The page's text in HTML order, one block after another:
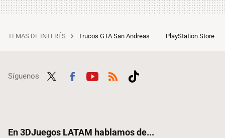
TEMAS DE INTERÉS Trucos GTA San Andreas PlayStation Store
Síguenos
En 3DJuegos LATAM hablamos de...